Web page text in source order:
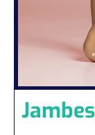
Jambes